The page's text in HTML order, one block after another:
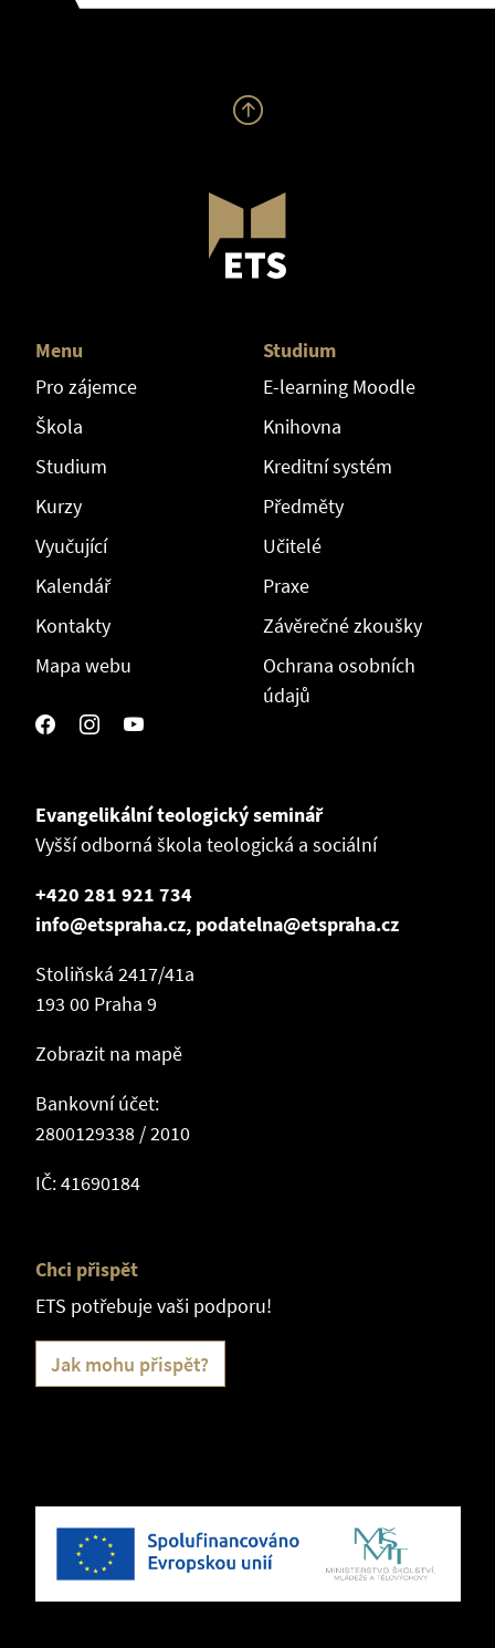
Menu
Pro zájemce
Škola
Studium
Kurzy
Vyučující
Kalendář
Kontakty
Mapa webu
Studium
E-learning Moodle
Knihovna
Kreditní systém
Předměty
Učitelé
Praxe
Závěrečné zkoušky
Ochrana osobních
údajů
Evangelikální teologický seminář
Vyšší odborná škola teologická a sociální
+420 281 921 734
info@etspraha.cz, podatelna@etspraha.cz
Stoliňská 2417/41a
193 00 Praha 9
Zobrazit na mapě
Bankovní účet:
2800129338 / 2010
IČ: 41690184
Chci přispět
ETS potřebuje vaši podporu!
Jak mohu přispět?